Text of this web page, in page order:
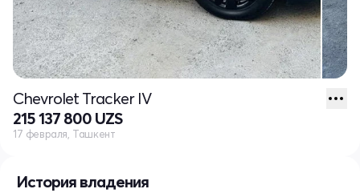
История владения
Chevrolet Tracker IV
215 137 800 UZS
17 февраля, Ташкент